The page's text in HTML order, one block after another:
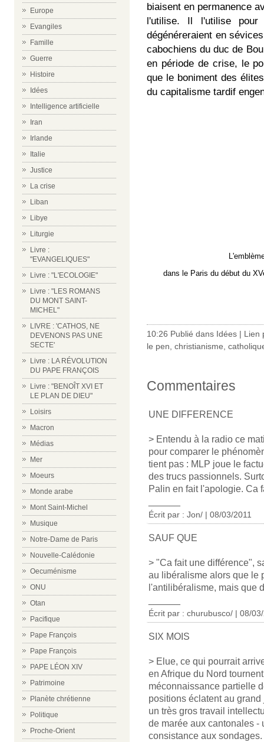
Europe
Evangiles
Famille
Guerre
Histoire
Idées
Intelligence artificielle
Iran
Irlande
Italie
Justice
La crise
Liban
Libye
Liturgie
Livre :
"EVANGELIQUES"
Livre : "L'ECOLOGIE"
Livre : "LES ROMANS
DU MONT SAINT-
MICHEL"
LIVRE : 'CATHOS, NE
DEVENONS PAS UNE
SECTE'
Livre : LA RÉVOLUTION
DU PAPE FRANÇOIS
Livre : "BENOÎT XVI ET
LE PLAN DE DIEU"
Loisirs
Macron
Médias
Mer
Moeurs
Monde arabe
Mont Saint-Michel
Musique
Notre-Dame de Paris
Nouvelle-Calédonie
Oecuménisme
ONU
Otan
Pacifique
Pape François
Pape François
PAPE LÉON XIV
Patrimoine
Planète chrétienne
Politique
Proche-Orient
biaisent en permanence
l'utilise. Il l'utilise pour
dégénéreraient en
cabochiens du duc de
en période de crise, le
que le boniment des
du capitalisme tardif
dans le Paris du début du
10:26 Publié dans Idées | Lien
le pen, christianisme,
Commentaires
UNE DIFFERENCE
> Entendu à la radio ce
pour comparer le
tient pas : MLP joue le
des trucs passionnels.
Palin en fait l'apologie. Ca
Écrit par : Jon/ | 08/03/2011
SAUF QUE
> "Ca fait une différence",
au libéralisme alors que le
l'antilibéralisme, mais que
Écrit par : churubusco/ | 08/
SIX MOIS
> Elue, ce qui pourrait
en Afrique du Nord
méconnaissance partielle
positions éclatent au
un très gros travail
de marée aux cantonales -
consistance aux sondages.